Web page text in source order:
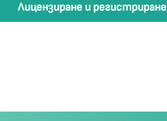
Лицензиране и регистриране